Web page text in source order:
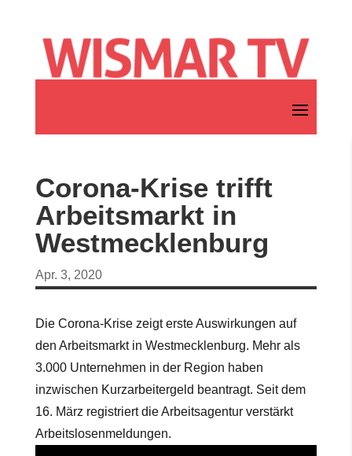
Corona-Krise trifft
Arbeitsmarkt in
Westmecklenburg
Apr. 3, 2020
Die Corona-Krise zeigt erste Auswirkungen auf
den Arbeitsmarkt in Westmecklenburg. Mehr als
3.000 Unternehmen in der Region haben
inzwischen Kurzarbeitergeld beantragt. Seit dem
16. März registriert die Arbeitsagentur verstärkt
Arbeitslosenmeldungen.